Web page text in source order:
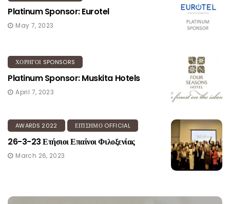
Platinum Sponsor: Eurotel
May 7, 2023
ΧΟΡΗΓΟΙ SPONSORS
Platinum Sponsor: Muskita Hotels
April 7, 2023
AWARDS 2022 ΕΠΊΣΗΜΟ OFFICIAL
26-3-23 Ετήσιοι Επαίνοι Φιλοξενίας
March 26, 2023